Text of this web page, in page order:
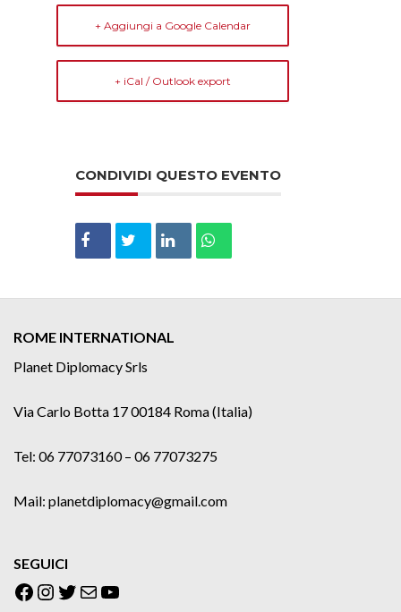
+ Aggiungi a Google Calendar
+ iCal / Outlook export
CONDIVIDI QUESTO EVENTO
ROME INTERNATIONAL
Planet Diplomacy Srls
Via Carlo Botta 17 00184 Roma (Italia)
Tel: 06 77073160 – 06 77073275
Mail: planetdiplomacy@gmail.com
SEGUICI
Facebook
Instagram
Twitter
EmailYouTube